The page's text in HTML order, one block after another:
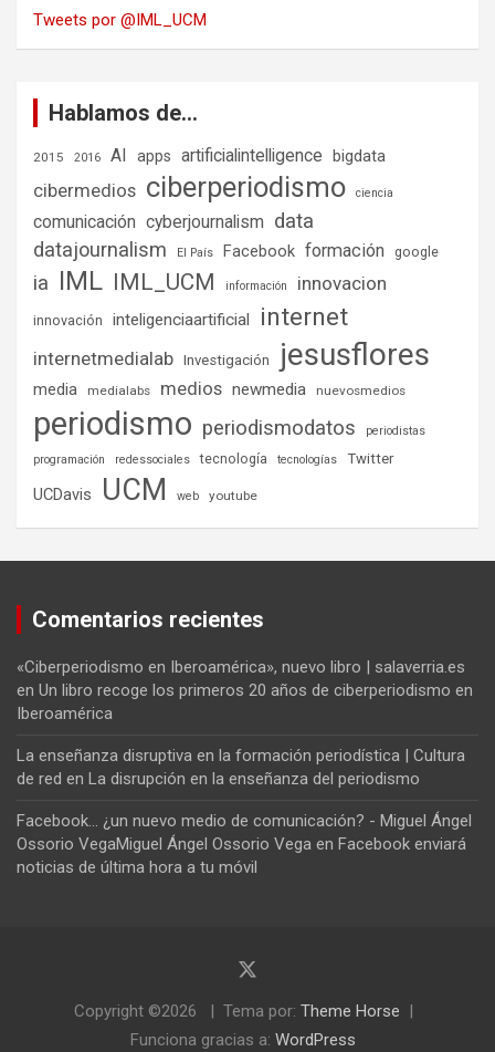
Tweets por @IML_UCM
Hablamos de…
2015 2016 AI apps artificialintelligence bigdata
cibermedios ciberperiodismo ciencia
comunicación cyberjournalism data
datajournalism El País Facebook formación google
ia IML IML_UCM información innovacion
innovación inteligenciaartificial internet
internetmedialab Investigación jesusflores
media medialabs medios newmedia nuevosmedios
periodismo periodismodatos
periodistas
programación
redessociales tecnología tecnologías Twitter
UCDavis UCM web youtube
Comentarios recientes
«Ciberperiodismo en Iberoamérica», nuevo libro | salaverria.es
en Un libro recoge los primeros 20 años de ciberperiodismo en
Iberoamérica
La enseñanza disruptiva en la formación periodística | Cultura
de red en La disrupción en la enseñanza del periodismo
Facebook... ¿un nuevo medio de comunicación? - Miguel Ángel
Ossorio VegaMiguel Ángel Ossorio Vega en Facebook enviará
noticias de última hora a tu móvil
Copyright ©2026 Tema por: Theme Horse
Funciona gracias a: WordPress